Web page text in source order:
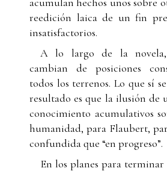
reedición laica de un fin
insatisfactorios.
A lo largo de la novela,
cambian de posiciones
todos los terrenos. Lo que sí
resultado es que la ilusión de
conocimiento acumulativos
humanidad, para Flaubert,
confundida que “en progreso”.
En los planes para